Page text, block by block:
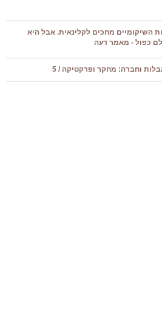
השיקומיים מחכים לקלינאית. אבל היא
כפול - מאמר דעה
וחברה: מחקר ופרקטיקה / 5